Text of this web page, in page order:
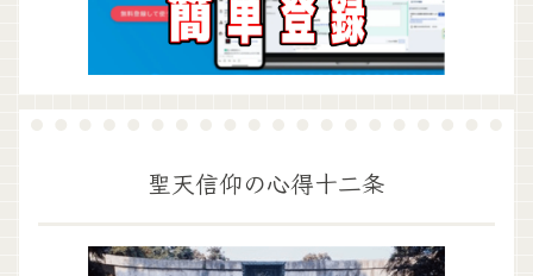
聖天信仰の心得十二条